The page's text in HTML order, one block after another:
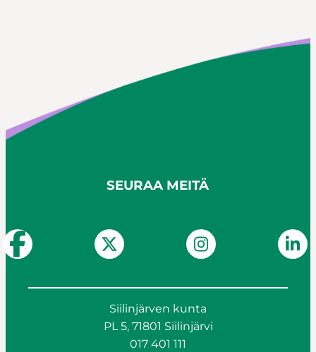
SEURAA MEITÄ
Siilinjärven kunta
PL 5, 71801 Siilinjärvi
017 401 111